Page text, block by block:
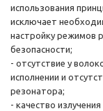
использования
исключает
настройку режимов
безопасности;
- отсутствие у
исполнении и
резонатора;
- качество